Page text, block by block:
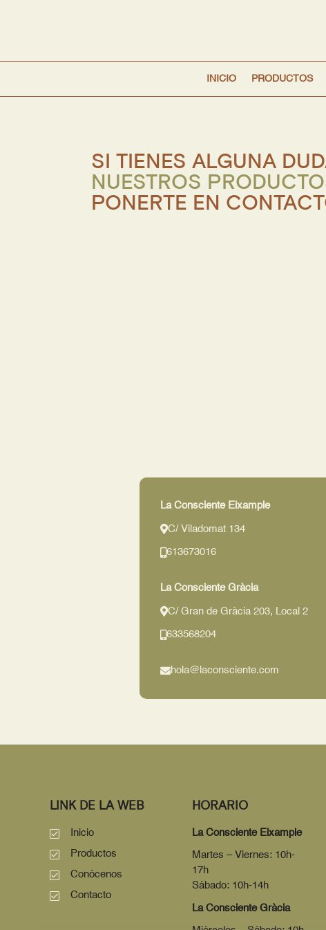
INICIO PRODUCTOS
SI TIENES ALGUNA
NUESTROS
PONERTE EN
La Consciente Eixample
C/ Viladomat 134
613673016
La Consciente Gràcia
C/ Gran de Gràcia 203, Local 2
633568204
hola@laconsciente.com
LINK DE LA WEB
Inicio
Productos
Conócenos
Contacto
HORARIO
La Consciente Eixample
Martes – Viernes: 10h-
17h
Sábado: 10h-14h
La Consciente Gràcia